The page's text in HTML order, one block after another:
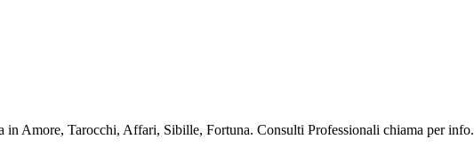
in Amore, Tarocchi, Affari, Sibille, Fortuna. Consulti Professionali chiama per info.